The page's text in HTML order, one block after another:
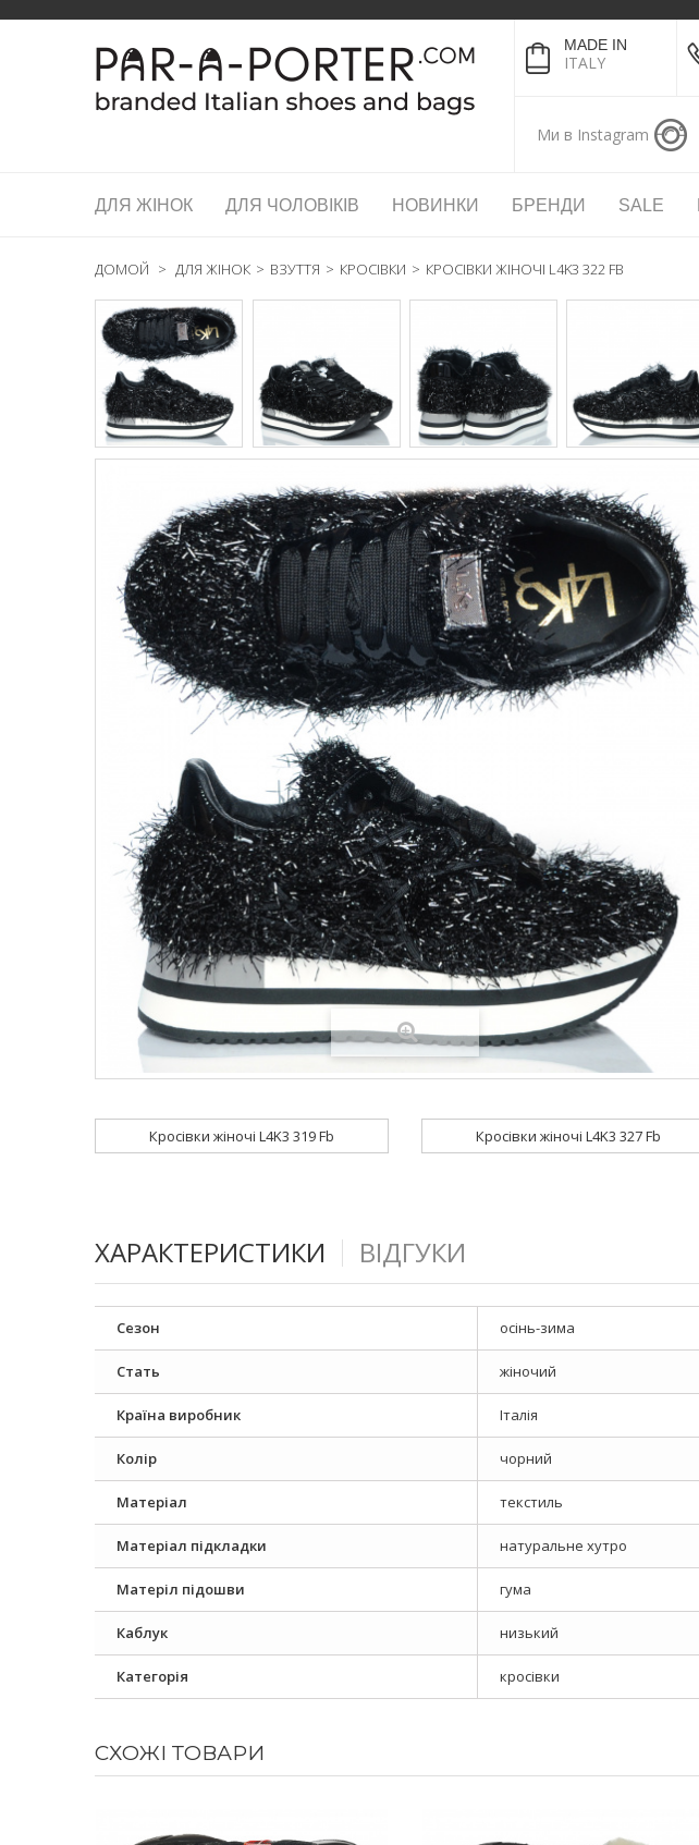
MADE IN
ITALY
Ми в Instagram
ДЛЯ ЖІНОК ДЛЯ ЧОЛОВІКІВ НОВИНКИ БРЕНДИ SALE
ДОМОЙ > ДЛЯ ЖІНОК > ВЗУТТЯ > КРОСІВКИ > КРОСІВКИ ЖІНОЧІ L4K3 322 FB
Кросівки жіночі L4K3 319 Fb Кросівки жіночі L4K3 327 Fb
ХАРАКТЕРИСТИКИ ВІДГУКИ
Сезон осінь-зима
Стать жіночий
Країна виробник Італія
Колір чорний
Матеріал текстиль
Матеріал підкладки натуральне хутро
Матеріл підошви гума
Каблук низький
Категорія кросівки
СХОЖІ ТОВАРИ